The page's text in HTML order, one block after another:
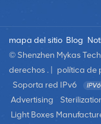
mapa del sitio Blog
© Shenzhen Mykas
derechos . |
política de
Soporta red IPv6
Advertising
Light Boxes